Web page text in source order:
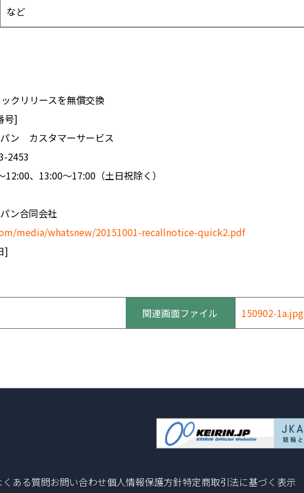
など
クリリースを無償交換
号]
ン カスタマーサービス
2453
、13:00～17:00（土日祝除く）
ン合同会社
media/whatsnew/20151001-recallnotice-quick2.pdf
]
関連画面ファイル 150902-1a.jpg
くある質問お問い合わせ個人情報保護方針特定商取引法に基づく表示